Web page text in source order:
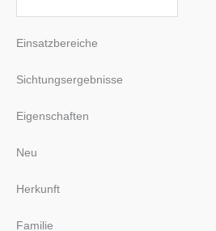
Einsatzbereiche
Sichtungsergebnisse
Eigenschaften
Neu
Herkunft
Familie